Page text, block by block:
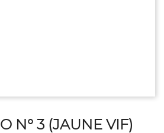
N° 3 (JAUNE VIF)